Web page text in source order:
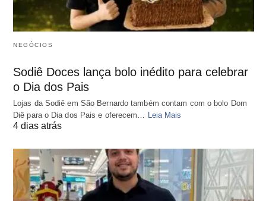
NEGÓCIOS
Sodiê Doces lança bolo inédito para celebrar
o Dia dos Pais
Lojas da Sodiê em São Bernardo também contam com o bolo Dom
Diê para o Dia dos Pais e oferecem… Leia Mais
4 dias atrás